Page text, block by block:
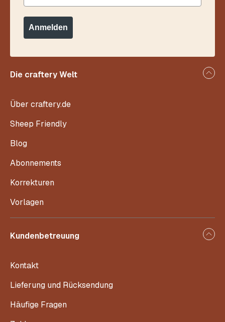
Die craftery Welt
Über craftery.de
Sheep Friendly
Blog
Abonnements
Korrekturen
Vorlagen
Kundenbetreuung
Kontakt
Lieferung und Rücksendung
Häufige Fragen
Anmelden